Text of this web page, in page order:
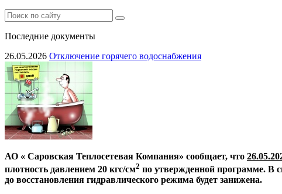
Последние документы
26.05.2026 Отключение горячего водоснабжения
АО « Саровская Теплосетевая Компания» сообщает, что
плотность давлением 20 кгс/см2 по утвержденной программе. В
до восстановления гидравлического режима будет занижена.